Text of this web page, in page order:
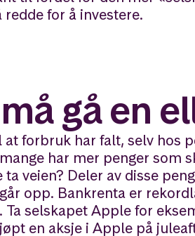
for å investere.
gå en
forbruk har falt, selv hos
har mer penger som
veien? Deler av disse
opp. Bankrenta er
selskapet Apple for
en aksje i Apple på